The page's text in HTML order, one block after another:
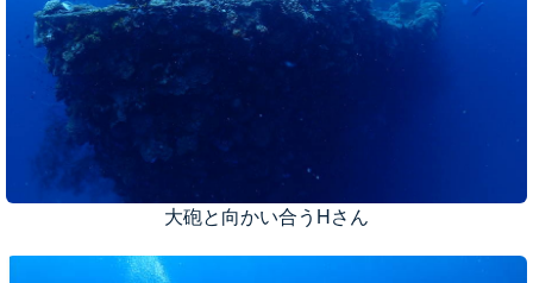
大砲と向かい合うHさん